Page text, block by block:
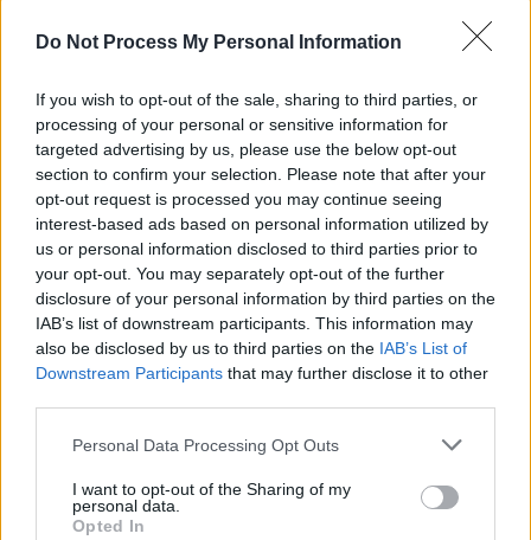
Do Not Process My Personal Information
If you wish to opt-out of the sale, sharing to third parties, or
processing of your personal or sensitive information for
targeted advertising by us, please use the below opt-out
section to confirm your selection. Please note that after your
opt-out request is processed you may continue seeing
interest-based ads based on personal information utilized by
us or personal information disclosed to third parties prior to
your opt-out. You may separately opt-out of the further
disclosure of your personal information by third parties on the
IAB’s list of downstream participants. This information may
also be disclosed by us to third parties on the IAB’s List of
Downstream Participants that may further disclose it to other
Personal Data Processing Opt Outs
I want to opt-out of the Sharing of my
personal data.
Opted In
Elon Musk nuirait gravement à Tesla
Auto Pour Vous 5 août 2026 0
Actus Info
Pourquoi le bouton start/stop disparaît